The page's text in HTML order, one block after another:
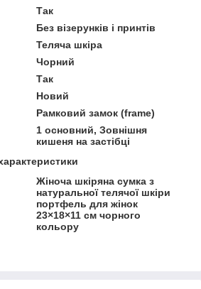
Так
Без візерунків і принтів
Теляча шкіра
Чорний
Так
Новий
Рамковий замок (frame)
1 основний, Зовнішня
кишеня на застібці
Жіноча шкіряна сумка з
натуральної телячої шкіри
портфель для жінок
23×18×11 см чорного
кольору